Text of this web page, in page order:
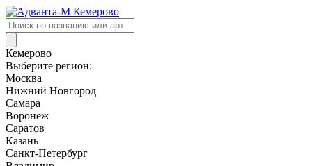
Поиск
товаров
Кемерово
Выберите регион:
Москва
Нижний Новгород
Самара
Воронеж
Саратов
Казань
Санкт-Петербург